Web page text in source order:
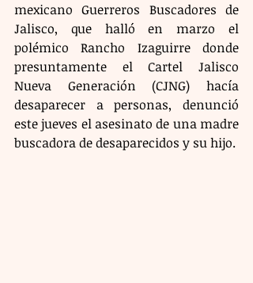
mexicano Guerreros Buscadores de
Jalisco, que halló en marzo el
polémico Rancho Izaguirre donde
presuntamente el Cartel Jalisco
Nueva Generación (CJNG) hacía
desaparecer a personas, denunció
este jueves el asesinato de una madre
buscadora de desaparecidos y su hijo.